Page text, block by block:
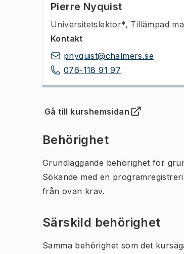
Pierre Nyquist
Universitetslektor*, Tillämpad
Kontakt
pnyquist@chalmers.se
076-118 91 97
Gå till kurshemsidan
(Öppnas i ny flik)
Behörighet
Grundläggande behörighet för
Sökande med en
från ovan krav.
Särskild behörighet
Samma behörighet som det